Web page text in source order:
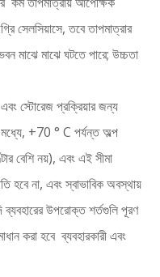
সেলসিয়াসে, তবে তাপমাত্রার
মাঝে মাঝে ঘটতে পারে; উচ্চতা
এবং স্টোরেজ প্রক্রিয়ার জন্য
+70 ° C পর্যন্ত অল্প
বেশি নয়), এবং এই সীমা
হবে না, এবং স্বাভাবিক অবস্থায়
ব্যবহারের উপরোক্ত শর্তগুলি পূরণ
করা হবে ব্যবহারকারী এবং